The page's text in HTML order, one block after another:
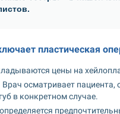
пластическая
цены на
Врач осматривает
в конкретном случае.